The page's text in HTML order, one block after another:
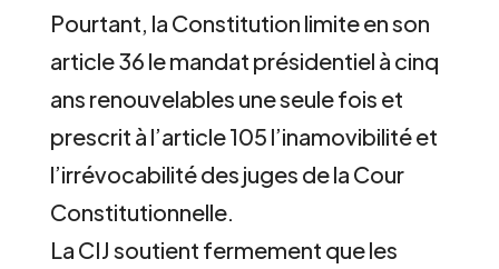
Pourtant, la Constitution limite en son
article 36 le mandat présidentiel à cinq
ans renouvelables une seule fois et
prescrit à l’article 105 l’inamovibilité et
l’irrévocabilité des juges de la Cour
Constitutionnelle.
La CIJ soutient fermement que les